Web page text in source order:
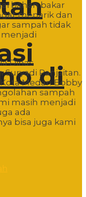
di
bahan bakar
menarik dan
sampah tidak
Dinas
Panjaitan.
Medan Bobby
sampah
masih menjadi
ada
bisa juga kami